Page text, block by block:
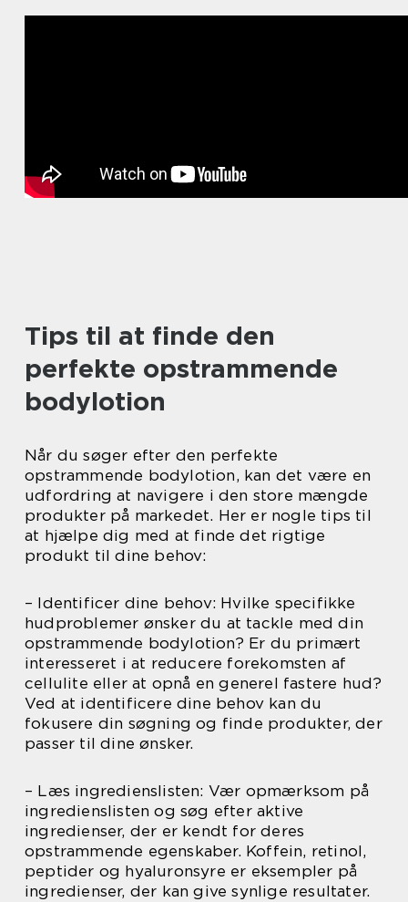
Tips til at finde den
perfekte opstrammende
bodylotion
Når du søger efter den perfekte
opstrammende bodylotion, kan det være en
udfordring at navigere i den store mængde
produkter på markedet. Her er nogle tips til
at hjælpe dig med at finde det rigtige
produkt til dine behov:
– Identificer dine behov: Hvilke specifikke
hudproblemer ønsker du at tackle med din
opstrammende bodylotion? Er du primært
interesseret i at reducere forekomsten af
cellulite eller at opnå en generel fastere hud?
Ved at identificere dine behov kan du
fokusere din søgning og finde produkter, der
passer til dine ønsker.
– Læs ingredienslisten: Vær opmærksom på
ingredienslisten og søg efter aktive
ingredienser, der er kendt for deres
opstrammende egenskaber. Koffein, retinol,
peptider og hyaluronsyre er eksempler på
ingredienser, der kan give synlige resultater.